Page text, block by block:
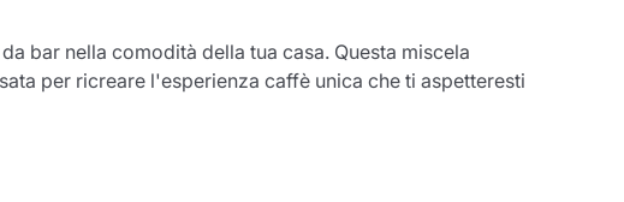
bar nella comodità della tua casa. Questa miscela
per ricreare l'esperienza caffè unica che ti aspetteresti